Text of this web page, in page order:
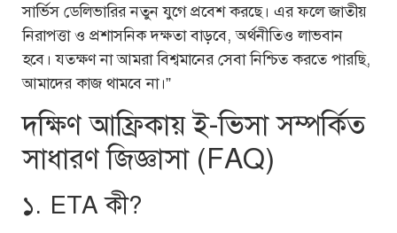
সার্ভিস ডেলিভারির নতুন যুগে প্রবেশ করছে। এর ফলে জাতীয়
নিরাপত্তা ও প্রশাসনিক দক্ষতা বাড়বে, অর্থনীতিও লাভবান
হবে। যতক্ষণ না আমরা বিশ্বমানের সেবা নিশ্চিত করতে পারছি,
আমাদের কাজ থামবে না।”
দক্ষিণ আফ্রিকায় ই-ভিসা সম্পর্কিত
সাধারণ জিজ্ঞাসা (FAQ)
১. ETA কী?